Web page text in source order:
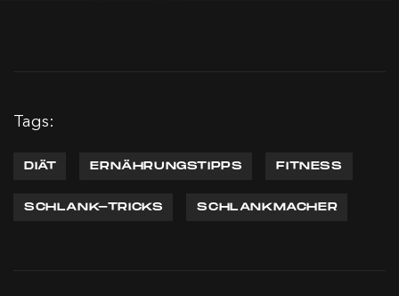
Tags:
DIÄT ERNÄHRUNGSTIPPS FITNESS
SCHLANK-TRICKS SCHLANKMACHER